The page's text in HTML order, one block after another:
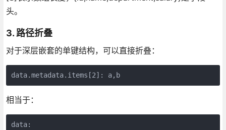
头。
3. 路径折叠
对于深层嵌套的单键结构，可以直接折叠：
data.metadata.items[2]: a,b
相当于：
data: